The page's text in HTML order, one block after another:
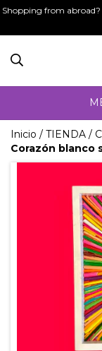
Shopping from
Inicio / TIENDA /
Corazón blanco